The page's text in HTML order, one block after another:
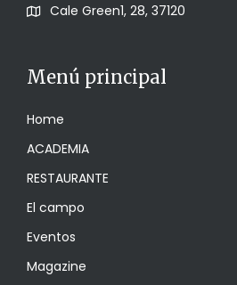
Cale Green1, 28, 37120
Menú principal
Home
ACADEMIA
RESTAURANTE
El campo
Eventos
Magazine